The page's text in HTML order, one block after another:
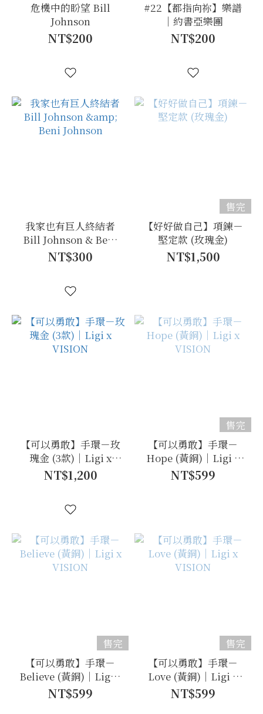
危機中的盼望 Bill
Johnson
NT$200
#22【都指向祢】樂譜
｜約書亞樂團
NT$200
我家也有巨人終結者
Bill Johnson & Beni
Johnson
NT$300
售完
【好好做自己】項鍊－
堅定款 (玫瑰金)
NT$1,500
【可以勇敢】手環－玫
瑰金 (3款)｜Ligi x
VISION
NT$1,200
售完
【可以勇敢】手環－
Hope (黃銅)｜Ligi x
VISION
NT$599
售完
【可以勇敢】手環－
Believe (黃銅)｜Ligi x
VISION
NT$599
售完
【可以勇敢】手環－
Love (黃銅)｜Ligi x
VISION
NT$599